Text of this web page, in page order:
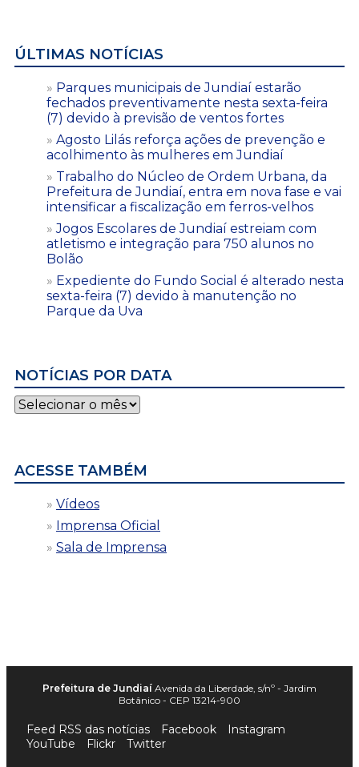
ÚLTIMAS NOTÍCIAS
Parques municipais de Jundiaí estarão
fechados preventivamente nesta sexta-feira
(7) devido à previsão de ventos fortes
Agosto Lilás reforça ações de prevenção e
acolhimento às mulheres em Jundiaí
Trabalho do Núcleo de Ordem Urbana, da
Prefeitura de Jundiaí, entra em nova fase e vai
intensificar a fiscalização em ferros-velhos
Jogos Escolares de Jundiaí estreiam com
atletismo e integração para 750 alunos no
Bolão
Expediente do Fundo Social é alterado nesta
sexta-feira (7) devido à manutenção no
Parque da Uva
NOTÍCIAS POR DATA
Notícias
por
ACESSE TAMBÉM
Vídeos
Imprensa Oficial
Sala de Imprensa
Prefeitura de Jundiaí Avenida da Liberdade, s/nº - Jardim
Botânico - CEP 13214-900
Feed RSS das notícias Facebook
Instagram
YouTube
Flickr Twitter